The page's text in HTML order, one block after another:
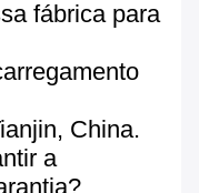
fábrica para
China.
a